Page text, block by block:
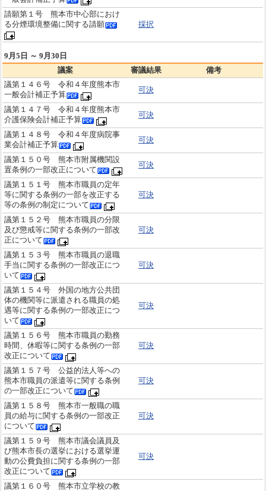
請願第１号 熊本市中心部におけ
る分煙環境整備に関する請願
採択
9月5日 ～ 9月30日
議案
審議結果
備考
議第１４６号 令和４年度熊本市
一般会計補正予算
可決
議第１４７号 令和４年度熊本市
介護保険会計補正予算
可決
議第１４８号 令和４年度病院事
業会計補正予算
可決
議第１５０号 熊本市附属機関設
置条例の一部改正について
可決
議第１５１号 熊本市職員の定年
等に関する条例の一部を改正する
等の条例の制定について
可決
議第１５２号 熊本市職員の分限
及び懲戒等に関する条例の一部改
正について
可決
議第１５３号 熊本市職員の退職
手当に関する条例の一部改正につ
いて
可決
議第１５４号 外国の地方公共団
体の機関等に派遣される職員の処
遇等に関する条例の一部改正につ
いて
可決
議第１５６号 熊本市職員の勤務
時間、休暇等に関する条例の一部
改正について
可決
議第１５７号 公益的法人等への
熊本市職員の派遣等に関する条例
の一部改正について
可決
議第１５８号 熊本市一般職の職
員の給与に関する条例の一部改正
について
可決
議第１５９号 熊本市議会議員及
び熊本市長の選挙における選挙運
動の公費負担に関する条例の一部
改正について
可決
議第１６０号 熊本市立学校の教